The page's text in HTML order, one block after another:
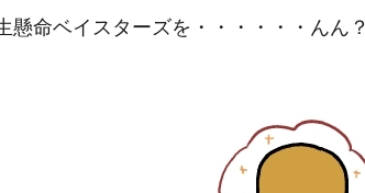
懸命ベイスターズを・・・・・・んん？